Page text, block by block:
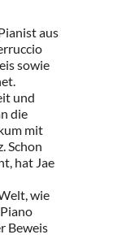
aus
sowie
und
die
mit
Schon
hat Jae
wie
Beweis